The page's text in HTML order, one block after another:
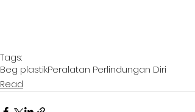
Tags:
Beg plastikPeralatan Perlindungan Diri
Read